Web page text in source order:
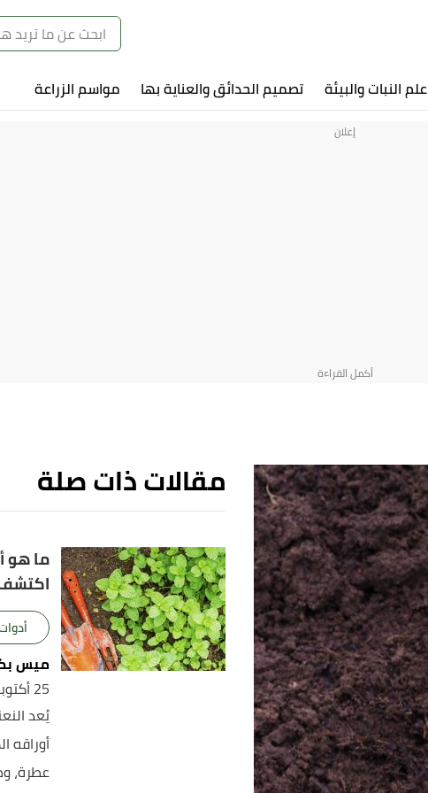
علم النبات والبيئة تصميم الحدائق والعناية بها مواسم الزراعة
مقالات ذات صلة
ما هو
ميس
25 أكتوبر 2021
يُعد
أوراقه
عطرة،